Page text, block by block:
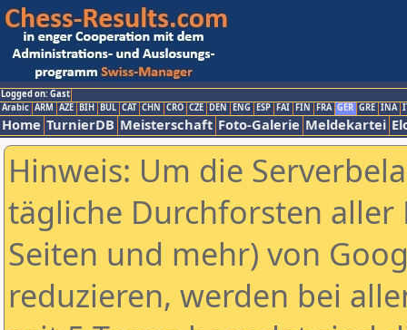
Logged on: Gast
Arabic ARM AZE BIH BUL CAT CHN CRO CZE DEN ENG ESP FAI FIN FRA GER GRE INA
Home TurnierDB Meisterschaft Foto-Galerie Meldekartei
Hinweis: Um die
tägliche Durchforsten aller
Seiten und mehr) von
reduzieren, werden bei